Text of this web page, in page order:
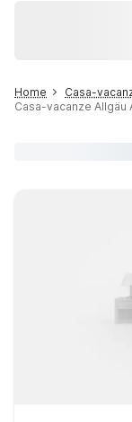
Home Casa-
Casa-vacanze Allgäu